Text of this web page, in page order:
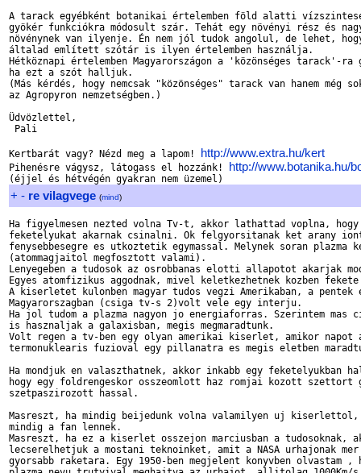
A tarack egyébként botanikai értelemben föld alatti
gyökér funkciókra módosult szár. Tehát egy növényi rész és
növénynek van ilyenje. Én nem jól tudok angolul, de lehet,
általad említett szótár is ilyen értelemben használja.
Hétköznapi értelemben Magyarországon a 'közönséges tarack'-ra
ha ezt a szót halljuk.
(Más kérdés, hogy nemcsak "közönséges" tarack van hanem még
az Agropyron nemzetségben.)
Üdvözlettel,
Pali
Kertbarát vagy? Nézd meg a lapom! http://www.extra.hu/kert
Pihenésre vágysz, látogass el hozzánk! http://www.botanika.hu/
+ - re vilagvege (mind)
Ha figyelmesen nezted volna Tv-t, akkor lathattad voplna, hogy
feketelyukat akarnak csinalni. Ok felgyorsitanak ket arany
fenysebbesegre es utkoztetik egymassal. Melynek soran plazma
(atommagjaitol megfosztott valami).
Lenyegeben a tudosok az osrobbanas elotti allapotot akarjak
Egyes atomfizikus aggodnak, mivel keletkezhetnek kozben
A kiserletet kulonben magyar tudos vegzi Amerikaban, a
Magyarorszagban (csiga tv-s 2)volt vele egy interju.
Ha jol tudom a plazma nagyon jo energiaforras. Szerintem
is hasznaljak a galaxisban, megis megmaradtunk.
Volt regen a tv-ben egy olyan amerikai kiserlet, amikor
termonuklearis fuzioval egy pillanatra es megis eletben
Ha mondjuk en valaszthatnek, akkor inkabb egy feketelyukban
hogy egy foldrengeskor osszeomlott haz romjai kozott szettort
szetpaszirozott hassal.
Masreszt, ha mindig beijedunk volna valamilyen uj kiserlettol,
mindig a fan lennek.
Masreszt, ha ez a kiserlet osszejon marciusban a tudosoknak,
lecserelhetjuk a mostani teknoinket, amit a NASA urhajonak
gyorsabb raketara. Egy 1950-ben megjelent konyvben olvastam ,